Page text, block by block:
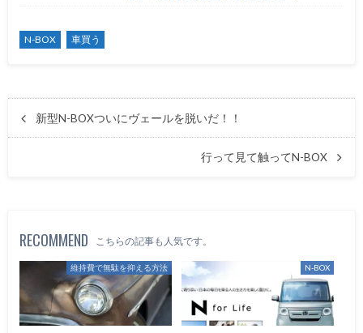
N-BOX 車買う
新型N-BOXついにヴェールを脱いだ！！
行って見て触ってN-BOX
RECOMMEND こちらの記事も人気です。
維持費で無駄を抑える方法 N-BOX